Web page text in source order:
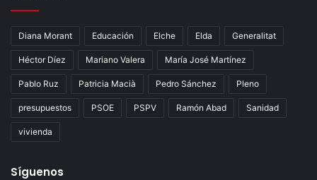
Diana Morant Educación Elche Elda Generalitat
Héctor Díez Mariano Valera María José Martínez
Pablo Ruz Patricia Macià Pedro Sánchez Pleno
presupuestos PSOE PSPV Ramón Abad Sanidad
vivienda
Síguenos